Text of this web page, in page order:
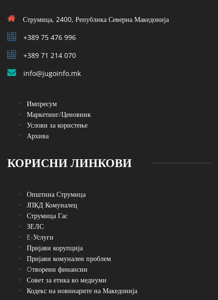
Струмица, 2400, Република Северна Македонија
+389 75 476 996
+389 71 214 070
info@jugoinfo.mk
Импресум
Маркетинг/Ценовник
Услови за користење
Архива
КОРИСНИ ЛИНКОВИ
Општина Струмица
ЈПКД Комуналец
Струмица Гас
ЗЕЛС
E-Услуги
Пријави корупција
Пријави комунален проблем
Oтворени финансии
Совет за етика во медиуми
Кодекс на новинарите на Македонија